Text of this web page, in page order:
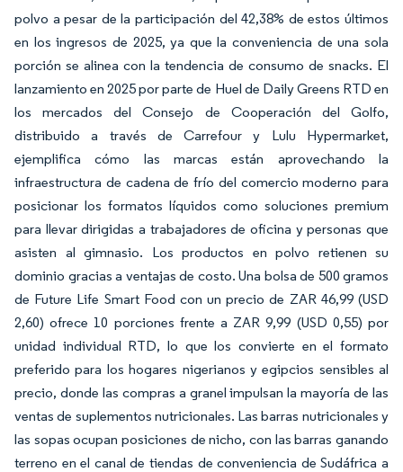
polvo a pesar de la participación del 42,38% de estos últimos
en los ingresos de 2025, ya que la conveniencia de una sola
porción se alinea con la tendencia de consumo de snacks. El
lanzamiento en 2025 por parte de Huel de Daily Greens RTD en
los mercados del Consejo de Cooperación del Golfo,
distribuido a través de Carrefour y Lulu Hypermarket,
ejemplifica cómo las marcas están aprovechando la
infraestructura de cadena de frío del comercio moderno para
posicionar los formatos líquidos como soluciones premium
para llevar dirigidas a trabajadores de oficina y personas que
asisten al gimnasio. Los productos en polvo retienen su
dominio gracias a ventajas de costo. Una bolsa de 500 gramos
de Future Life Smart Food con un precio de ZAR 46,99 (USD
2,60) ofrece 10 porciones frente a ZAR 9,99 (USD 0,55) por
unidad individual RTD, lo que los convierte en el formato
preferido para los hogares nigerianos y egipcios sensibles al
precio, donde las compras a granel impulsan la mayoría de las
ventas de suplementos nutricionales. Las barras nutricionales y
las sopas ocupan posiciones de nicho, con las barras ganando
terreno en el canal de tiendas de conveniencia de Sudáfrica a